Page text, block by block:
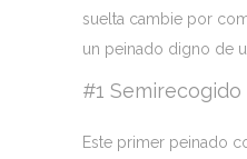
suelta cambie por
un peinado digno de
#1
Este primer peinado